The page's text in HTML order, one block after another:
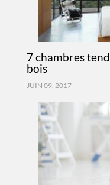
7 chambres
bois
JUIN 09, 2017